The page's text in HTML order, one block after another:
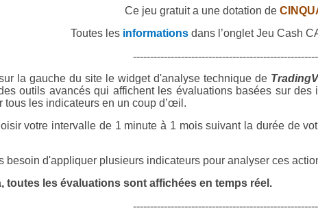
Ce jeu gratuit a une dotation de
Toutes les informationsdans l’onglet Jeu Cash
la gauche du site le widget d'analyse technique de
outils avancés qui affichent les évaluations basées sur
tous les indicateurs en un coup d’œil.
votre intervalle de 1 minute à 1 mois suivant la durée de
besoin d'appliquer plusieurs indicateurs pour analyser ces
toutes les évaluations sont affichées en temps réel.